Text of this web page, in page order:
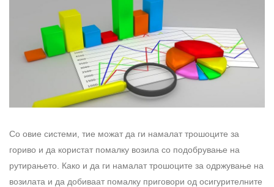
Со овие системи, тие можат да ги намалат трошоците за
гориво и да користат помалку возила со подобрување на
рутирањето. Како и да ги намалат трошоците за одржување на
возилата и да добиваат помалку приговори од осигурителните